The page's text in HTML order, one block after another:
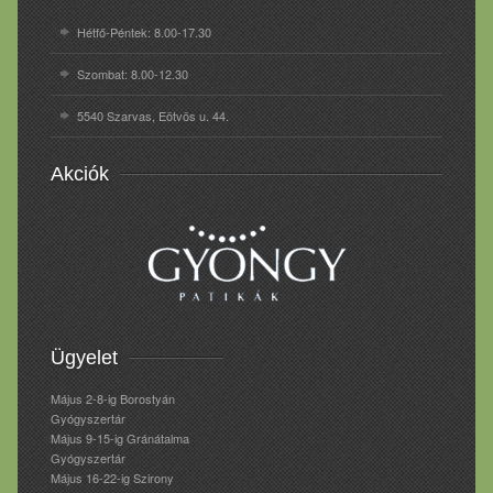
Hétfő-Péntek: 8.00-17.30
Szombat: 8.00-12.30
5540 Szarvas, Eötvös u. 44.
Akciók
Ügyelet
Május 2-8-ig Borostyán
Gyógyszertár
Május 9-15-ig Gránátalma
Gyógyszertár
Május 16-22-ig Szirony